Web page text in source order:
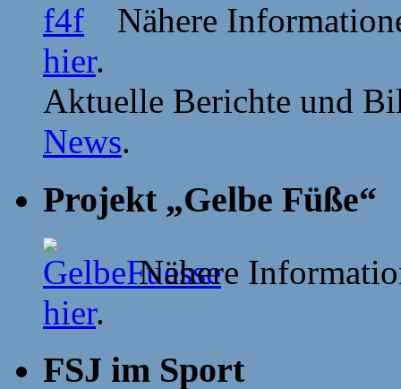
Nähere
hier.
Aktuelle Berichte und
News.
Projekt „Gelbe Füße“
Nähere
hier.
FSJ im Sport